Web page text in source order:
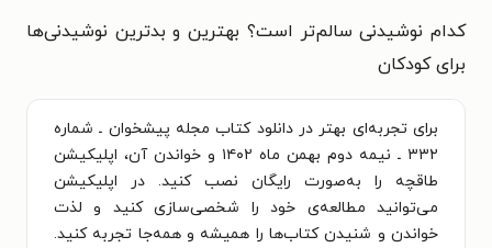
کدام نوشیدنی سالم‌تر است؟ بهترین و بدترین نوشیدنی‌ها
برای کودکان
برای تجربه‌ای بهتر در دانلود کتاب مجله پیشخوان ـ شماره
۳۳۲ ـ نیمه دوم بهمن ماه ۱۴۰۲ و خواندن آن، اپلیکیشن
طاقچه را به‌صورت رایگان نصب کنید. در اپلیکیشن
می‌توانید مطالعه‌ی خود را شخصی‌سازی کنید و لذت
خواندن و شنیدن کتاب‌ها را همیشه و همه‌جا تجربه کنید.